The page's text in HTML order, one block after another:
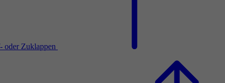
oder Zuklappen